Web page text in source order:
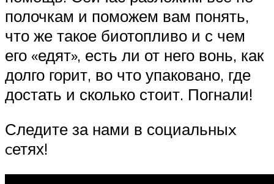
полочкам и поможем вам понять,
что же такое биотопливо и с чем
его «едят», есть ли от него вонь, как
долго горит, во что упаковано, где
достать и сколько стоит. Погнали!
Следите за нами в социальныx
cетях!